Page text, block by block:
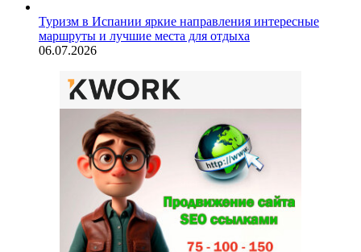
Туризм в Испании яркие направления интересные
маршруты и лучшие места для отдыха
06.07.2026